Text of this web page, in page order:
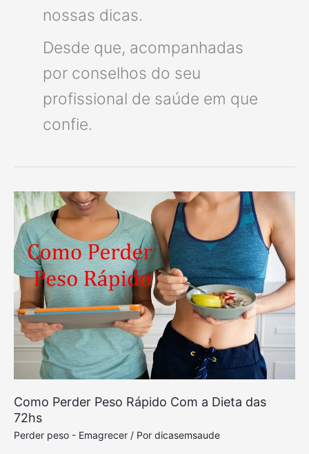
nossas dicas.
Desde que, acompanhadas
por conselhos do seu
profissional de saúde em que
confie.
Como Perder Peso Rápido Com a Dieta das
72hs
Perder peso - Emagrecer / Por dicasemsaude